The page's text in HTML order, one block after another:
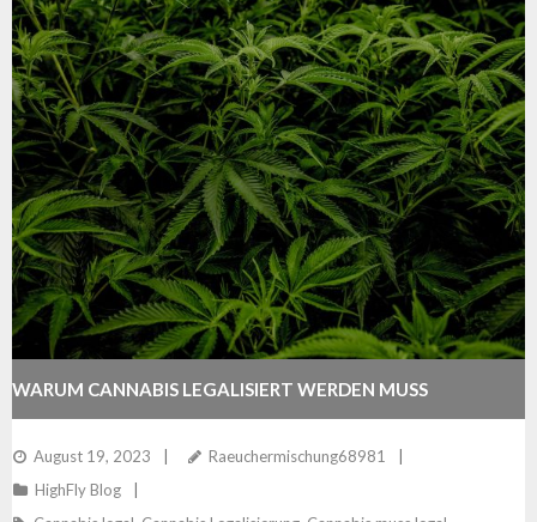
WARUM CANNABIS LEGALISIERT WERDEN MUSS
August 19, 2023
Raeuchermischung68981
HighFly Blog